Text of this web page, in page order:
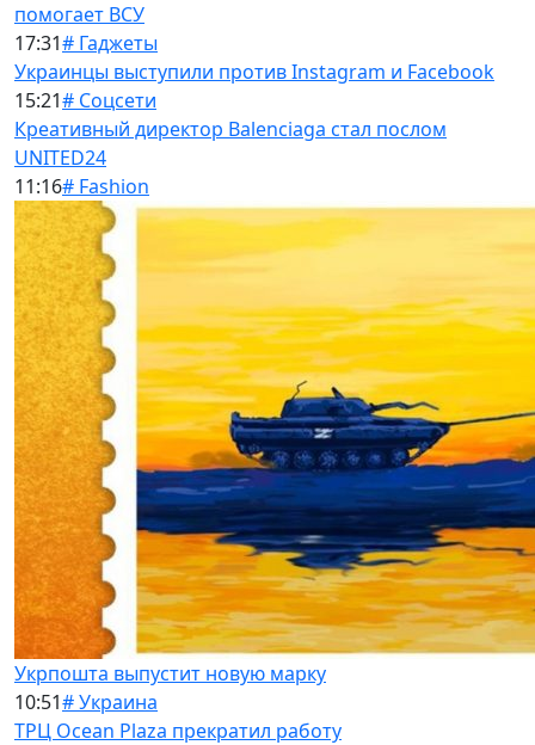
помогает ВСУ
17:31# Гаджеты
Украинцы выступили против Instagram и Facebook
15:21# Соцсети
Креативный директор Balenciaga стал послом
UNITED24
11:16# Fashion
Укрпошта выпустит новую марку
10:51# Украина
ТРЦ Ocean Plaza прекратил работу